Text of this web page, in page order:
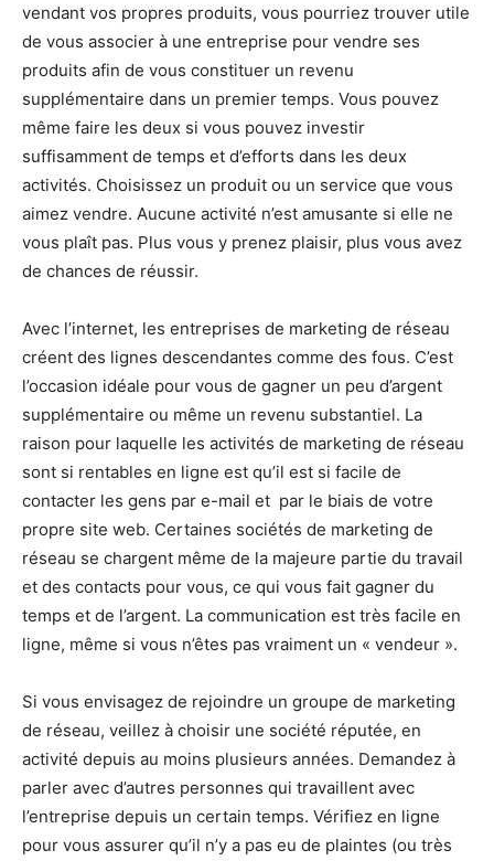
vendant vos propres produits, vous pourriez trouver utile
de vous associer à une entreprise pour vendre ses
produits afin de vous constituer un revenu
supplémentaire dans un premier temps. Vous pouvez
même faire les deux si vous pouvez investir
suffisamment de temps et d’efforts dans les deux
activités. Choisissez un produit ou un service que vous
aimez vendre. Aucune activité n’est amusante si elle ne
vous plaît pas. Plus vous y prenez plaisir, plus vous avez
de chances de réussir.
Avec l’internet, les entreprises de marketing de réseau
créent des lignes descendantes comme des fous. C’est
l’occasion idéale pour vous de gagner un peu d’argent
supplémentaire ou même un revenu substantiel. La
raison pour laquelle les activités de marketing de réseau
sont si rentables en ligne est qu’il est si facile de
contacter les gens par e-mail et par le biais de votre
propre site web. Certaines sociétés de marketing de
réseau se chargent même de la majeure partie du travail
et des contacts pour vous, ce qui vous fait gagner du
temps et de l’argent. La communication est très facile en
ligne, même si vous n’êtes pas vraiment un « vendeur ».
Si vous envisagez de rejoindre un groupe de marketing
de réseau, veillez à choisir une société réputée, en
activité depuis au moins plusieurs années. Demandez à
parler avec d’autres personnes qui travaillent avec
l’entreprise depuis un certain temps. Vérifiez en ligne
pour vous assurer qu’il n’y a pas eu de plaintes (ou très